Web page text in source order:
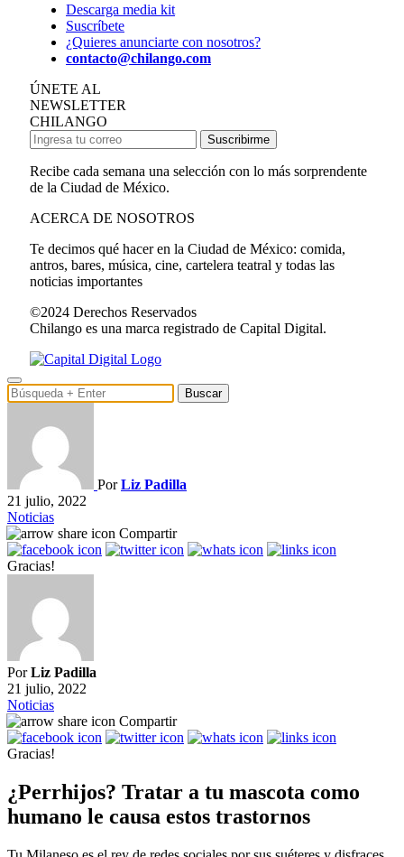
Descarga media kit
Suscríbete
¿Quieres anunciarte con nosotros?
contacto@chilango.com
ÚNETE AL
NEWSLETTER
CHILANGO
Suscribirme
Recibe cada semana una selección con lo más sorprendente
de la Ciudad de México.
ACERCA DE NOSOTROS
Te decimos qué hacer en la Ciudad de México: comida,
antros, bares, música, cine, cartelera teatral y todas las
noticias importantes
©2024 Derechos Reservados
Chilango es una marca registrado de Capital Digital.
Buscar
PorLiz Padilla
21 julio, 2022
Noticias
Compartir
Gracias!
PorLiz Padilla
21 julio, 2022
Noticias
Compartir
Gracias!
¿Perrhijos? Tratar a tu mascota como
humano le causa estos trastornos